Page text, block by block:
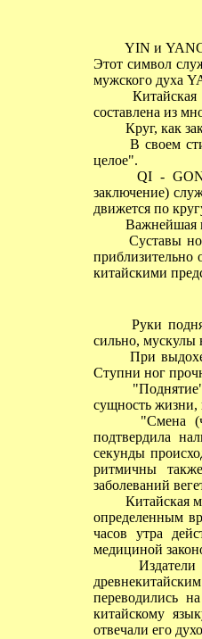
YIN и
Этот символ
мужского духа
Китайская
составлена из
Круг, как
В своем
целое".
QI - GONG
заключение)
движется по
Важнейшая
Суставы
приблизительно
китайскими
Руки
сильно, мускулы
При выдохе
Ступни ног
"Поднятие"
сущность жизни,
"Смена
подтвердила
секунды
ритмичны
заболеваний
Китайская
определенным
часов утра
медициной
Издатели
переводились
китайскому
отвечали его